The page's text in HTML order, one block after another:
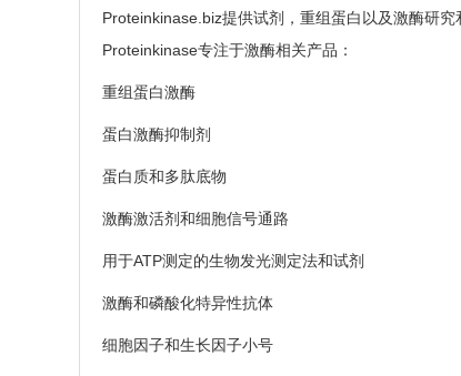
Proteinkinase.biz提供试剂，重组蛋白以及激酶研究
Proteinkinase专注于激酶相关产品：
重组蛋白激酶
蛋白激酶抑制剂
蛋白质和多肽底物
激酶激活剂和细胞信号通路
用于ATP测定的生物发光测定法和试剂
激酶和磷酸化特异性抗体
细胞因子和生长因子小号